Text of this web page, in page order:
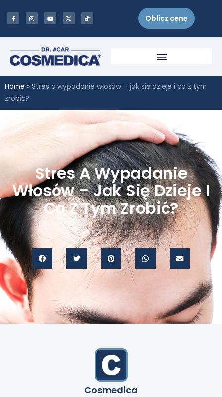
Oblicz cenę
Home » Stres a wypadanie włosów – jak się dzieje i co z tym
zrobić?
Stres A Wypadanie
Włosów – Jak Się Dzieje I
Co Z Tym Zrobić?
03/02/2022
Cosmedica